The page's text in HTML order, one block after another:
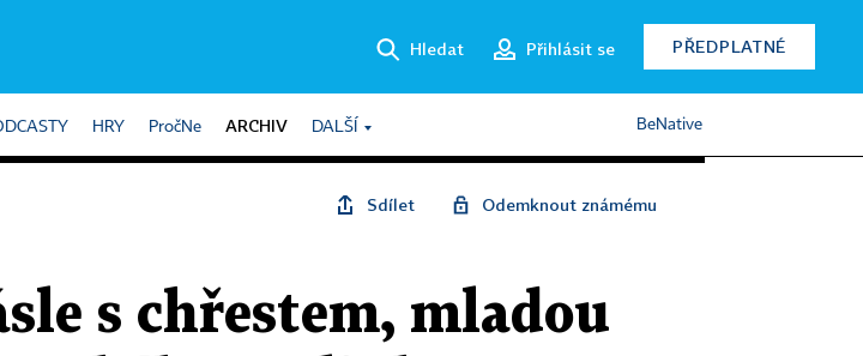
Hledat Přihlásit se PŘEDPLATNÉ
HRY PročNe ARCHIV DALŠÍ BeNative
Sdílet Odemknout známému
s chřestem, mladou